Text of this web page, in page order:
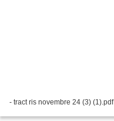
- tract ris novembre 24 (3) (1).pdf